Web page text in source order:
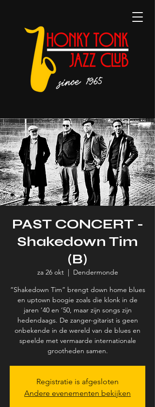
PAST CONCERT -
Shakedown Tim
(B)
za 26 okt
  |
Dendermonde
“Shakedown Tim” brengt down home blues
en uptown boogie zoals die klonk in de
jaren ’40 en ‘50, maar zijn songs zijn
hedendaags. De zanger-gitarist is geen
onbekende in de wereld van de blues en
speelde met vermaarde internationale
grootheden samen.
Registratie is afgesloten
Andere evenementen bekijken